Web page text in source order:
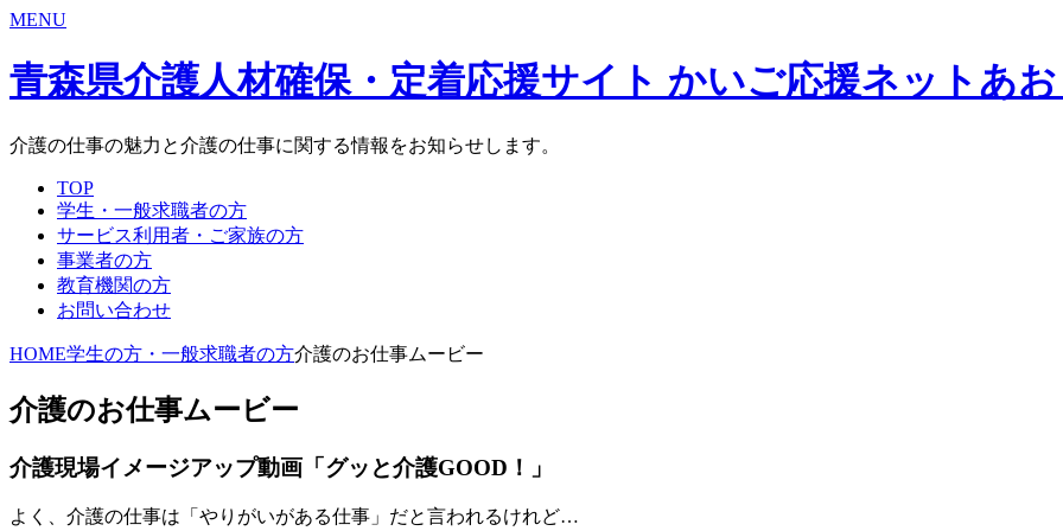
MENU
青森県介護人材確保・定着応援サイト かいご応援ネットあ
介護の仕事の魅力と介護の仕事に関する情報をお知らせします。
TOP
学生・一般求職者の方
サービス利用者・ご家族の方
事業者の方
教育機関の方
お問い合わせ
HOME学生の方・一般求職者の方介護のお仕事ムービー
介護のお仕事ムービー
介護現場イメージアップ動画「グッと介護GOOD！」
よく、介護の仕事は「やりがいがある仕事」だと言われるけれど…